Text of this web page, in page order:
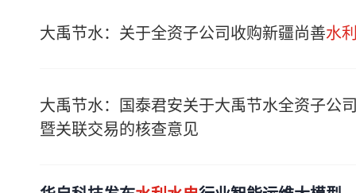
大禹节水：关于全资子公司收购新疆尚善水
大禹节水：国泰君安关于大禹节水全资子公
暨关联交易的核查意见